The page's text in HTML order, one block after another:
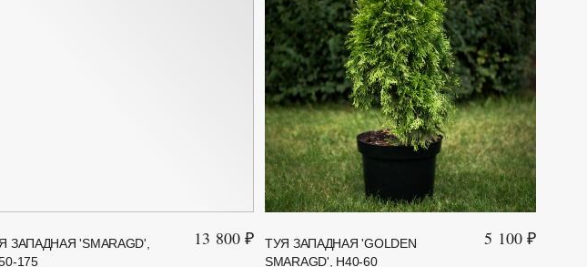
ЗАПАДНАЯ 'SMARAGD',
175
13 800 ₽
ТУЯ ЗАПАДНАЯ 'GOLDEN
SMARAGD', Н40-60
5 100 ₽